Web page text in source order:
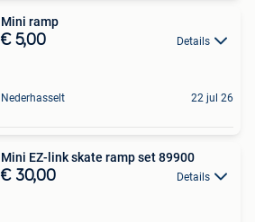
Mini ramp
€ 5,00 Details
Nederhasselt 22 jul 26
Mini EZ-link skate ramp set 89900
€ 30,00 Details